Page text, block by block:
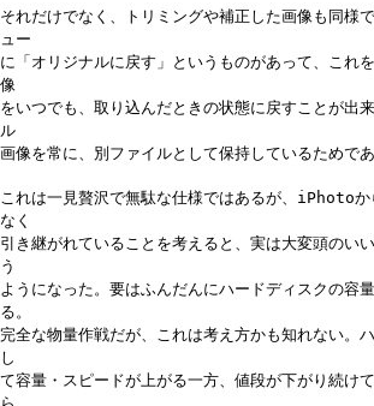
それだけでなく、トリミングや補正した画像も同様
ュー
に「オリジナルに戻す」というものがあって、これ
像
をいつでも、取り込んだときの状態に戻すことが出
ル
画像を常に、別ファイルとして保持しているためであ
これは一見贅沢で無駄な仕様ではあるが、iPhoto
なく
引き継がれていることを考えると、実は大変頭のい
う
ようになった。要はふんだんにハードディスクの容
る。
完全な物量作戦だが、これは考え方かも知れない。
し
て容量・スピードが上がる一方、値段が下がり続け